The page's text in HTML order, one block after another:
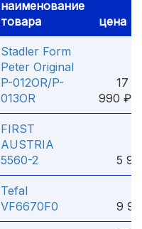
наименование
товара
цена
Stadler Form
Peter Original
P-012OR/P-
013OR
17
990 ₽
FIRST
AUSTRIA
5560-2
5
Tefal
VF6670F0
9